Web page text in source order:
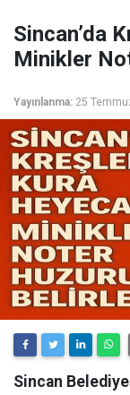
Sincan’da
Minikler
Yayınlanma: 25
Sincan